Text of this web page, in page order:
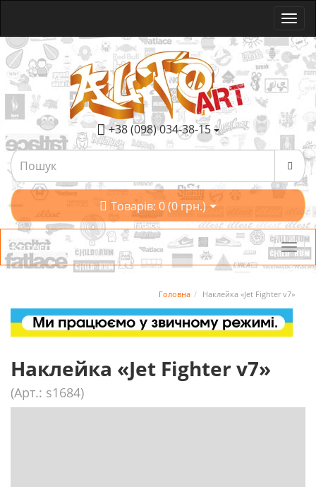
+38 (098) 034-38-15
Товарів: 0 (0 грн.)
Категорії
Головна Наклейка «Jet Fighter v7»
Наклейка «Jet Fighter v7»
(Арт.: s1684)